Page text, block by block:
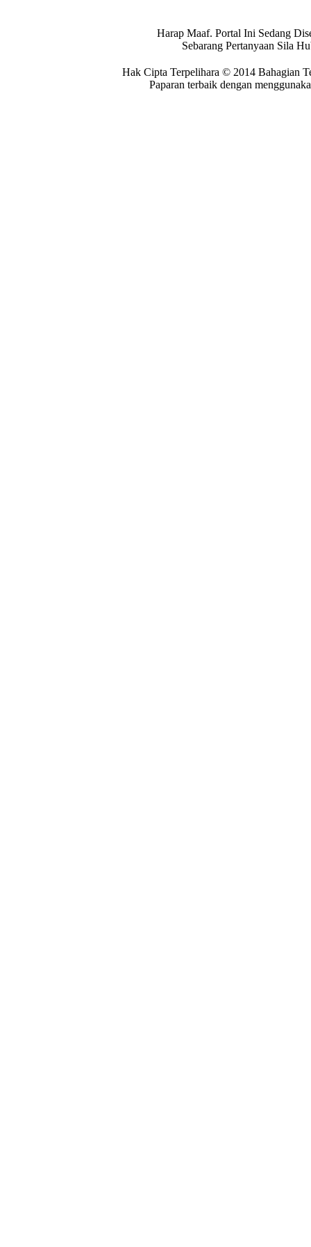
Harap Maaf. Portal Ini Sedang
Sebarang Pertanyaan Sila
Hak Cipta Terpelihara © 2014 Bahagian
Paparan terbaik dengan